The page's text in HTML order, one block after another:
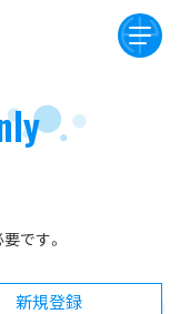
です。
新規登録